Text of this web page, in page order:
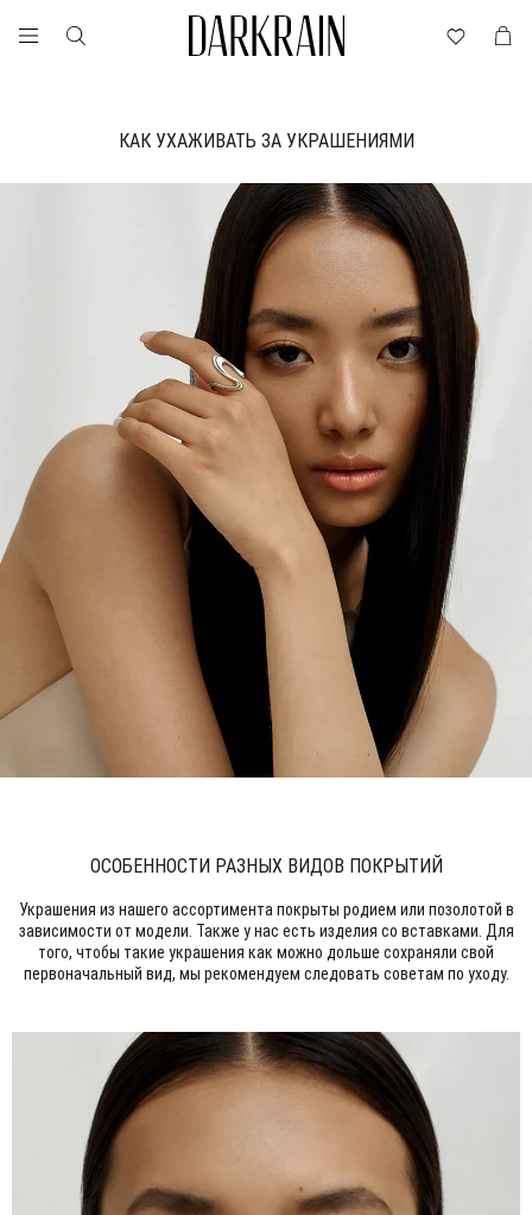
КАК УХАЖИВАТЬ ЗА УКРАШЕНИЯМИ
ОСОБЕННОСТИ РАЗНЫХ ВИДОВ ПОКРЫТИЙ
Украшения из нашего ассортимента покрыты родием или позолотой в
зависимости от модели. Также у нас есть изделия со вставками. Для
того, чтобы такие украшения как можно дольше сохраняли свой
первоначальный вид, мы рекомендуем следовать советам по уходу.